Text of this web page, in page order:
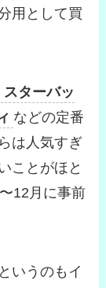
用として買
スターバッ
などの定番
は人気すぎ
ことがほと
12月に事前
いうのもイ